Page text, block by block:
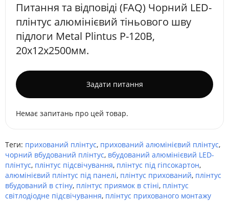
Питання та відповіді (FAQ) Чорний LED-
плінтус алюмінієвий тіньового шву
підлоги Metal Plintus P-120B,
20х12х2500мм.
Задати питання
Немає запитань про цей товар.
Теги: прихований плінтус, прихований алюмінієвий плінтус,
чорний вбудований плінтус, вбудований алюмінієвий LED-
плінтус, плінтус підсвічування, плінтус під гіпсокартон,
алюмінієвий плінтус під панелі, плінтус прихований, плінтус
вбудований в стіну, плінтус приямок в стіні, плінтус
світлодіодне підсвічування, плінтус прихованого монтажу